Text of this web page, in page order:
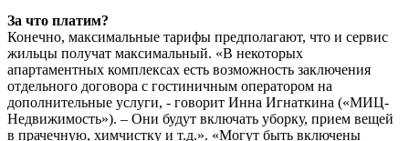
За что платим?
Конечно, максимальные тарифы предполагают, что и сервис
жильцы получат максимальный. «В некоторых
апартаментных комплексах есть возможность заключения
отдельного договора с гостиничным оператором на
дополнительные услуги, - говорит Инна Игнаткина («МИЦ-
Недвижимость»). – Они будут включать уборку, прием вещей
в прачечную, химчистку и т.д.». «Могут быть включены